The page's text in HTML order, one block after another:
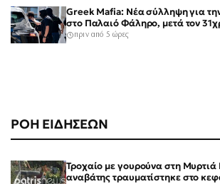
ΡΟΗ ΕΙΔΗΣΕΩΝ
Τροχαίο με γουρούνα στη
αναβάτης τραυματίστηκε στο
Greek Mafia: Νέα σύλληψη για
στο Παλαιό Φάληρο, μετά τον
πριν από 5 ώρες